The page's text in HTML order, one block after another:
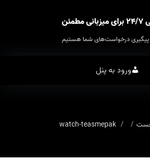
پیگیری درخواست‌های شما هستیم
ورود به پنل
watch-teasmepak